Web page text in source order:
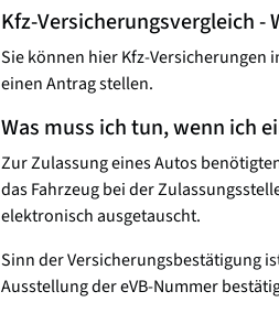
Kfz-Versicherungsvergleich -
Sie können hier Kfz-Versicherungen
einen Antrag stellen.
Was muss ich tun, wenn ich
Zur Zulassung eines Autos
das Fahrzeug bei der
elektronisch ausgetauscht.
Sinn der Versicherungsbestätigung
Ausstellung der eVB-Nummer